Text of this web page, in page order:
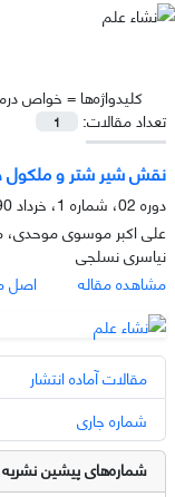
کلیدواژه‌ها = خواص
تعداد مقالات:
1
نقش شیر شتر و ملکول
دوره 02، شماره 1، خرداد 1390، صفحه
علی اکبر موسوی موحدی،
نیاسری نسلجی
مشاهده مقاله
اصل
مقالات آماده انتشار
شماره جاری
شماره‌های پیشین نشریه